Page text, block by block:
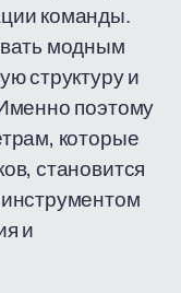
команды.
модным
структуру и
поэтому
которые
становится
и